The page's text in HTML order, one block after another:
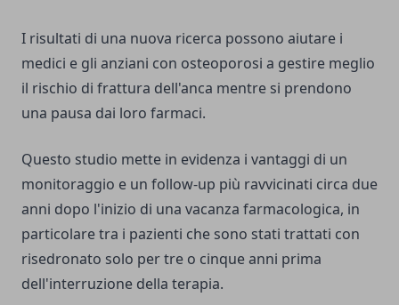
I risultati di una nuova ricerca possono aiutare i
medici e gli anziani con osteoporosi a gestire meglio
il rischio di frattura dell'anca mentre si prendono
una pausa dai loro farmaci.
Questo studio mette in evidenza i vantaggi di un
monitoraggio e un follow-up più ravvicinati circa due
anni dopo l'inizio di una vacanza farmacologica, in
particolare tra i pazienti che sono stati trattati con
risedronato solo per tre o cinque anni prima
dell'interruzione della terapia.